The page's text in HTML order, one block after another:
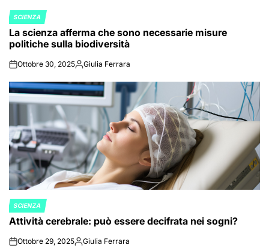
POSTED
IN
SCIENZA
La scienza afferma che sono necessarie misure
politiche sulla biodiversità
onOttobre 30, 2025Posted
Giulia Ferrara
POSTED
IN
SCIENZA
Attività cerebrale: può essere decifrata nei sogni?
onOttobre 29, 2025Posted
Giulia Ferrara